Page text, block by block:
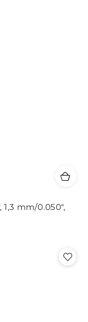
1,3 mm/0.050",